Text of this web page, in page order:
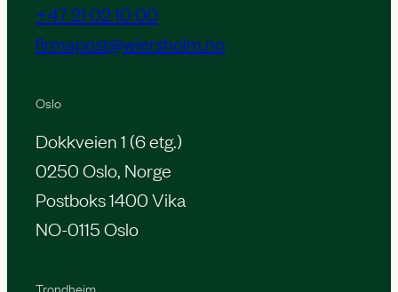
+47 21 02 10 00
firmapost@wiersholm.no
Oslo
Dokkveien 1 (6 etg.)
0250 Oslo, Norge
Postboks 1400 Vika
NO-0115 Oslo
Trondheim